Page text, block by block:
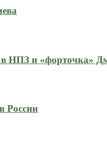
НПЗ и «форточка»
России